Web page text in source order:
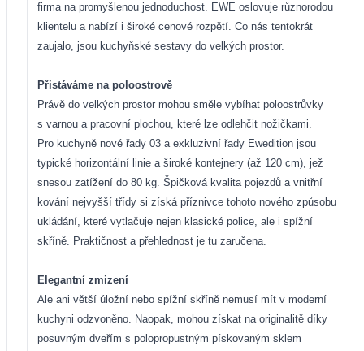
firma na promyšlenou jednoduchost. EWE oslovuje různorodou
klientelu a nabízí i široké cenové rozpětí. Co nás tentokrát
zaujalo, jsou kuchyňské sestavy do velkých prostor.
Přistáváme na poloostrově
Právě do velkých prostor mohou směle vybíhat poloostrůvky
s varnou a pracovní plochou, které lze odlehčit nožičkami.
Pro kuchyně nové řady 03 a exkluzivní řady Ewedition jsou
typické horizontální linie a široké kontejnery (až 120 cm), jež
snesou zatížení do 80 kg. Špičková kvalita pojezdů a vnitřní
kování nejvyšší třídy si získá příznivce tohoto nového způsobu
ukládání, které vytlačuje nejen klasické police, ale i spížní
skříně. Praktičnost a přehlednost je tu zaručena.
Elegantní zmizení
Ale ani větší úložní nebo spížní skříně nemusí mít v moderní
kuchyni odzvoněno. Naopak, mohou získat na originalitě díky
posuvným dveřím s polopropustným pískovaným sklem